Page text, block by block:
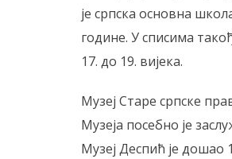
је српска основна
године. У списима
17. до 19. вијека.
Музеј Старе српске
Музеја посебно је
Музеј Деспић је дошао